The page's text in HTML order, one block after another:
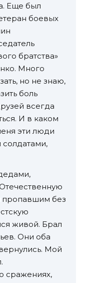
Еще был
боевых
братства»
Много
но не знаю,
боль
всегда
И в каком
эти люди
солдатами,
пропавшим без
живой. Брал
Они оба
Мой
сражениях,